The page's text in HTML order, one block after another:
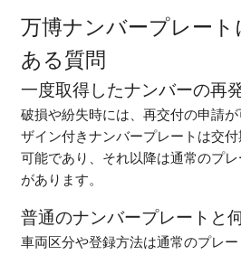
万博ナンバープレート
ある質問
一度取得したナンバーの再
破損や紛失時には、再交付の申請
ザイン付きナンバープレートは交
可能であり、それ以降は通常のプ
があります。
普通のナンバープレートと
車両区分や登録方法は通常のプレ